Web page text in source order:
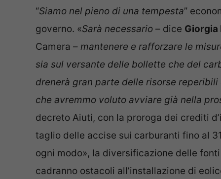
“Siamo nel pieno di una tempesta”
governo. «Sarà necessario – dice Giorgia
Camera – mantenere e rafforzare le
sia sul versante delle bollette che del
drenerà gran parte delle risorse
che avremmo voluto avviare già nella
decreto Aiuti, con la proroga dei crediti
taglio delle accise sui carburanti fino al
ogni modo», la diversificazione delle
cadranno ostacoli all’installazione di